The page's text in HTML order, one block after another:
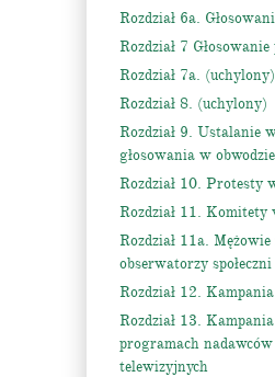
Rozdział 6a.
Rozdział 7
Rozdział 7a. (uchylony)
Rozdział 8. (uchylony)
Rozdział 9. Ustalanie
głosowania w obwodzie
Rozdział 10. Protesty
Rozdział 11. Komitety
Rozdział 11a.
obserwatorzy społeczni
Rozdział 12.
Rozdział 13.
programach
telewizyjnych